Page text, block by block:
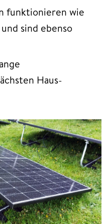
funktionieren wie
sind ebenso
Haus-